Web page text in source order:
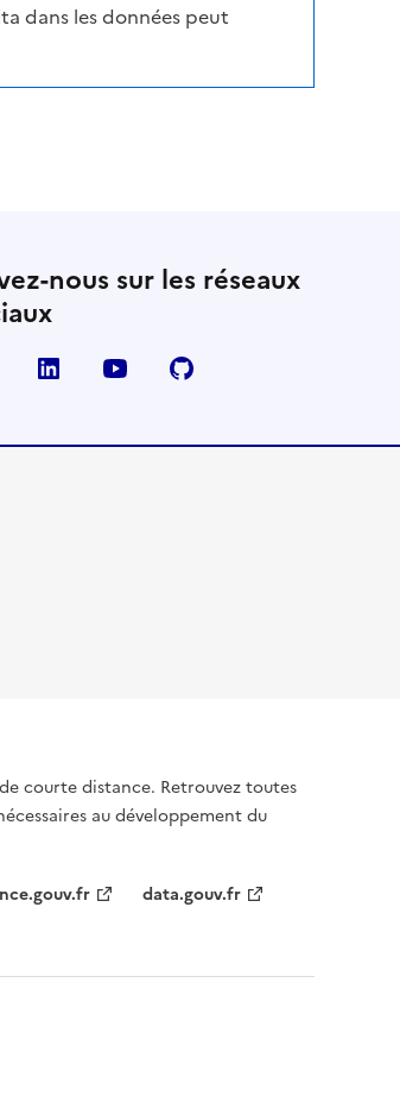
dans les données peut
nous sur les réseaux
Twitterfenêtre
LinkedIn
- nouvelle fenêtre
YouTube
- nouvelle fenêtre
- nouvelle fenêtre
courte distance. Retrouvez toutes
au développement du
data.gouv.fr